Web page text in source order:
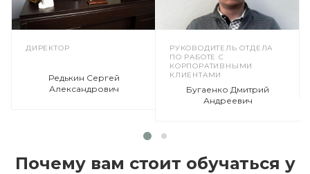
ДИРЕКТОР
Редькин Сергей
Александрович
РУКОВОДИТЕЛЬ ОТДЕЛА
ПО РАБОТЕ С
КОРПОРАТИВНЫМИ
КЛИЕНТАМИ
Бугаенко Дмитрий
Андреевич
Почему вам стоит обучаться у